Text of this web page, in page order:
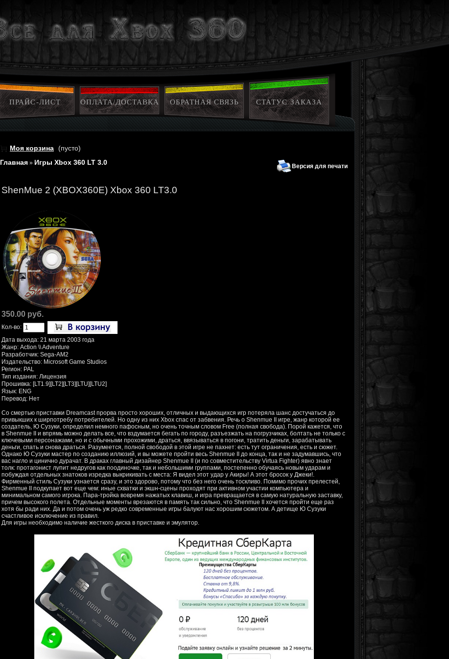
ПРАЙС-ЛИСТ ОПЛАТА/ДОСТАВКА ОБРАТНАЯ СВЯЗЬ СТАТУС ЗАКАЗА
Моя корзина (пусто)
Главная » Игры Xbox 360 LT 3.0 Версия для печати
ShenMue 2 (XBOX360E) Xbox 360 LT3.0
350.00 руб.
Кол-во:
Дата выхода: 21 марта 2003 года
Жанр: Action \\ Adventure
Разработчик: Sega-AM2
Издательство: Microsoft Game Studios
Регион: PAL
Тип издания: Лицензия
Прошивка: [LT1.9][LT2][LT3][LTU][LTU2]
Язык: ENG
Перевод: Нет
Со смертью приставки Dreamcast прорва просто хороших, отличных и выдающихся игр потеряла шанс достучаться до
привыкших к ширпотребу потребителей. Но одну из них Xbox спас от забвения. Речь о Shenmue II игре, жанр которой ее
создатель, Ю Сузуки, определил немного пафосным, но очень точным словом Free (полная свобода). Порой кажется, что
в Shenmue II и впрямь можно делать все, что вздумается бегать по городу, разъезжать на погрузчиках, болтать не только с
ключевыми персонажами, но и с обычными прохожими, драться, ввязываться в погони, тратить деньги, зарабатывать
деньги, спать и снова драться. Разумеется, полной свободой в этой игре не пахнет: есть тут ограничения, есть и сюжет.
Однако Ю Сузуки мастер по созданию иллюзий, и вы можете пройти весь Shenmue II до конца, так и не задумавшись, что
вас нагло и цинично дурачат. В драках главный дизайнер Shenmue II (и по совместительству Virtua Fighter) явно знает
толк: протагонист лупит недругов как поодиночке, так и небольшими группами, постепенно обучаясь новым ударам и
побуждая отдельных знатоков изредка выкрикивать с места: Я видел этот удар у Акиры! А этот бросок у Джеки!.
Фирменный стиль Сузуки узнается сразу, и это здорово, потому что без него очень тоскливо. Помимо прочих прелестей,
Shenmue II подкупает вот еще чем: иные схватки и экшн-сцены проходят при активном участии компьютера и
минимальном самого игрока. Пара-тройка вовремя нажатых клавиш, и игра превращается в самую натуральную заставку,
причем высокого полета. Отдельные моменты врезаются в память так сильно, что Shenmue II хочется пройти еще раз
хотя бы ради них. Да и потом очень уж редко современные игры балуют нас хорошим сюжетом. А детище Ю Сузуки
счастливое исключение из правил.
Для игры необходимо наличие жесткого диска в приставке и эмулятор.